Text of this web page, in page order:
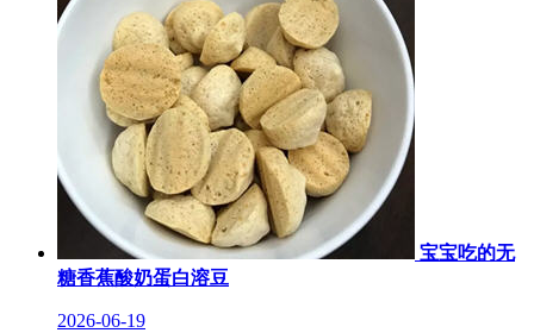
宝宝吃的无
糖香蕉酸奶蛋白溶豆
2026-06-19